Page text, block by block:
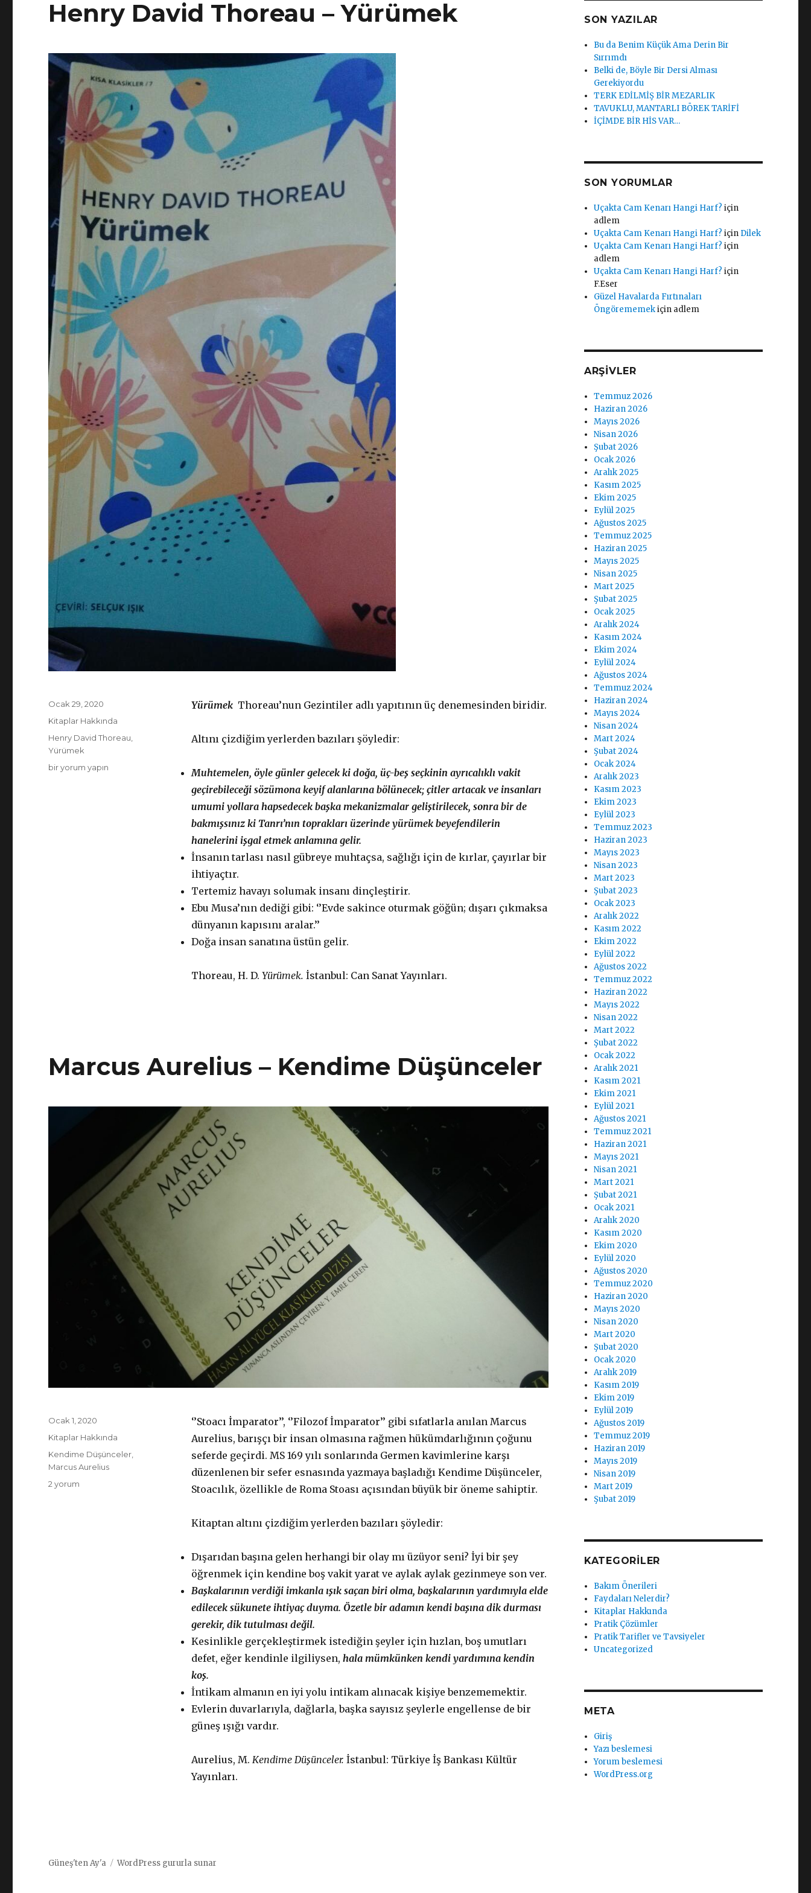
Henry David Thoreau – Yürümek
Yürümek Thoreau’nun Gezintiler adlı yapıtının üç denemesinden biridir.
Altını çizdiğim yerlerden bazıları şöyledir:
Muhtemelen, öyle günler gelecek ki doğa, üç-beş seçkinin ayrıcalıklı vakit
geçirebileceği sözümona keyif alanlarına bölünecek; çitler artacak ve insanları
umumi yollara hapsedecek başka mekanizmalar geliştirilecek, sonra bir de
bakmışsınız ki Tanrı’nın toprakları üzerinde yürümek beyefendilerin
hanelerini işgal etmek anlamına gelir.
İnsanın tarlası nasıl gübreye muhtaçsa, sağlığı için de kırlar, çayırlar bir
ihtiyaçtır.
Tertemiz havayı solumak insanı dinçleştirir.
Ebu Musa’nın dediği gibi: ‘’Evde sakince oturmak göğün; dışarı çıkmaksa
dünyanın kapısını aralar.’’
Doğa insan sanatına üstün gelir.
Thoreau, H. D. Yürümek. İstanbul: Can Sanat Yayınları.
Yayın
tarihi
Ocak 29, 2020
Kategoriler
Kitaplar Hakkında
Etiketler
Henry David Thoreau
Yürümek
Henry
bir yorum yapın
Marcus Aurelius – Kendime Düşünceler
‘’Stoacı İmparator’’, ‘’Filozof İmparator’’ gibi sıfatlarla anılan Marcus
Aurelius, barışçı bir insan olmasına rağmen hükümdarlığının çoğunu
seferde geçirdi. MS 169 yılı sonlarında Germen kavimlerine karşı
düzenlenen bir sefer esnasında yazmaya başladığı Kendime Düşünceler,
Stoacılık, özellikle de Roma Stoası açısından büyük bir öneme sahiptir.
Kitaptan altını çizdiğim yerlerden bazıları şöyledir:
Dışarıdan başına gelen herhangi bir olay mı üzüyor seni? İyi bir şey
öğrenmek için kendine boş vakit yarat ve aylak aylak gezinmeye son ver.
Başkalarının verdiği imkanla ışık saçan biri olma, başkalarının yardımıyla elde
edilecek sükunete ihtiyaç duyma. Özetle bir adamın kendi başına dik durması
gerekir, dik tutulması değil.
Kesinlikle gerçekleştirmek istediğin şeyler için hızlan, boş umutları
defet, eğer kendinle ilgiliysen, hala mümkünken kendi yardımına kendin
koş.
İntikam almanın en iyi yolu intikam alınacak kişiye benzememektir.
Evlerin duvarlarıyla, dağlarla, başka sayısız şeylerle engellense de bir
güneş ışığı vardır.
Aurelius, M. Kendime Düşünceler. İstanbul: Türkiye İş Bankası Kültür
Yayınları.
Yayın
tarihi
Ocak 1, 2020
Kategoriler
Kitaplar Hakkında
Etiketler
Kendime Düşünceler
Marcus Aurelius
Marcus
2 yorum
SON YAZILAR
Bu da Benim Küçük Ama Derin Bir
Sırrımdı
Belki de, Böyle Bir Dersi Alması
Gerekiyordu
TERK EDİLMİŞ BİR MEZARLIK
TAVUKLU, MANTARLI BÖREK TARİFİ
İÇİMDE BİR HİS VAR…
SON YORUMLAR
Uçakta Cam Kenarı Hangi Harf? için
adlem
Uçakta Cam Kenarı Hangi Harf? için Dilek
Uçakta Cam Kenarı Hangi Harf? için
adlem
Uçakta Cam Kenarı Hangi Harf? için
F.Eser
Güzel Havalarda Fırtınaları
Öngörememekiçin adlem
ARŞIVLER
Temmuz 2026
Haziran 2026
Mayıs 2026
Nisan 2026
Şubat 2026
Ocak 2026
Aralık 2025
Kasım 2025
Ekim 2025
Eylül 2025
Ağustos 2025
Temmuz 2025
Haziran 2025
Mayıs 2025
Nisan 2025
Mart 2025
Şubat 2025
Ocak 2025
Aralık 2024
Kasım 2024
Ekim 2024
Eylül 2024
Ağustos 2024
Temmuz 2024
Haziran 2024
Mayıs 2024
Nisan 2024
Mart 2024
Şubat 2024
Ocak 2024
Aralık 2023
Kasım 2023
Ekim 2023
Eylül 2023
Temmuz 2023
Haziran 2023
Mayıs 2023
Nisan 2023
Mart 2023
Şubat 2023
Ocak 2023
Aralık 2022
Kasım 2022
Ekim 2022
Eylül 2022
Ağustos 2022
Temmuz 2022
Haziran 2022
Mayıs 2022
Nisan 2022
Mart 2022
Şubat 2022
Ocak 2022
Aralık 2021
Kasım 2021
Ekim 2021
Eylül 2021
Ağustos 2021
Temmuz 2021
Haziran 2021
Mayıs 2021
Nisan 2021
Mart 2021
Şubat 2021
Ocak 2021
Aralık 2020
Kasım 2020
Ekim 2020
Eylül 2020
Ağustos 2020
Temmuz 2020
Haziran 2020
Mayıs 2020
Nisan 2020
Mart 2020
Şubat 2020
Ocak 2020
Aralık 2019
Kasım 2019
Ekim 2019
Eylül 2019
Ağustos 2019
Temmuz 2019
Haziran 2019
Mayıs 2019
Nisan 2019
Mart 2019
Şubat 2019
KATEGORILER
Bakım Önerileri
Faydaları Nelerdir?
Kitaplar Hakkında
Pratik Çözümler
Pratik Tarifler ve Tavsiyeler
Uncategorized
META
Giriş
Yazı beslemesi
Yorum beslemesi
WordPress.org
Güneş'ten Ay'a WordPress gururla sunar